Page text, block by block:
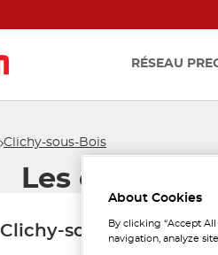
RÉSEAU
Clichy-sous-Bois
Les
Clichy-sous-Bois
About Cookies
By clicking “Accept
navigation, analyze